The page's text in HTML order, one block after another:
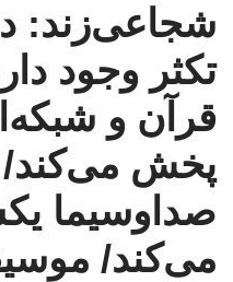
شجاعی‌زند:
تکثر وجود
قرآن و
پخش می‌کند/
صداوسیما
می‌کند/